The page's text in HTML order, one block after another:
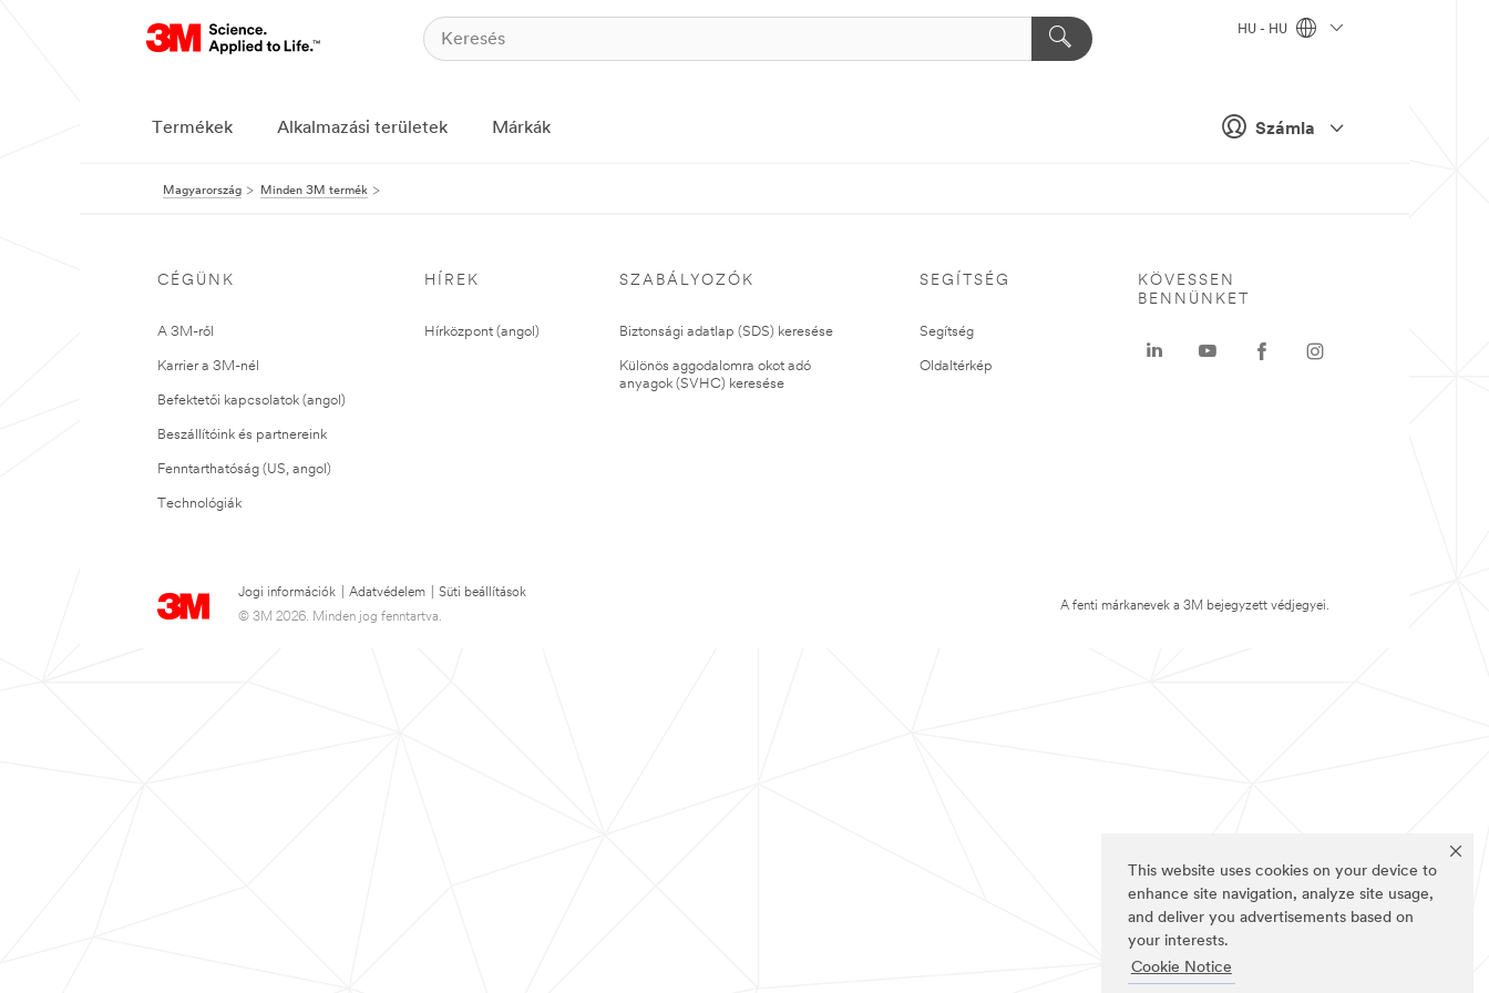
This website uses cookies on your device to
enhance site navigation, analyze site usage,
and deliver you advertisements based on
your interests.
Cookie Notice
Számla
HU - HU
Termékek Alkalmazási területek Márkák
Magyarország Minden 3M termék
CÉGÜNK
A 3M-ről
Karrier a 3M-nél
Befektetői kapcsolatok (angol)
Beszállítóink és partnereink
Fenntarthatóság (US, angol)
Technológiák
HÍREK
Hírközpont (angol)
SZABÁLYOZÓK
Biztonsági adatlap (SDS) keresése
Különös aggodalomra okot adó
anyagok (SVHC) keresése
SEGÍTSÉG
Segítség
Oldaltérkép
Jogi információk Adatvédelem
Süti beállítások
© 3M 2026. Minden jog fenntartva.
KÖVESSEN
BENNÜNKET
A fenti márkanevek a 3M bejegyzett védjegyei.